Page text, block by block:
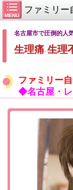
MENU
ファミリー
名古屋市で圧倒的人
生理痛 生理
ファミリー
◆名古屋・